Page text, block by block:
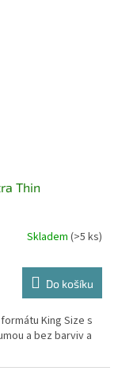
Thin
Skladem (>5 ks)
Do košíku
King Size s
a bez barviv a